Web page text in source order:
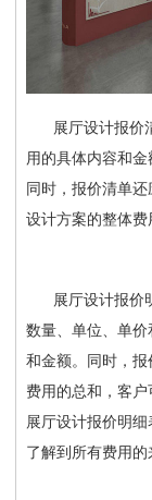
展厅设计报价
用的具体内容和金
同时，报价清单
设计方案的整体费
展厅设计报价
数量、单位、单
和金额。同时，
费用的总和，客户
展厅设计报价明
了解到所有费用的